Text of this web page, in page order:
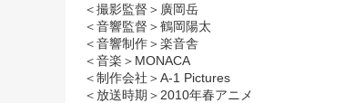
＜撮影監督＞廣岡岳
＜音響監督＞鶴岡陽太
＜音響制作＞楽音舎
＜音楽＞MONACA
＜制作会社＞A-1 Pictures
＜放送時期＞2010年春アニメ